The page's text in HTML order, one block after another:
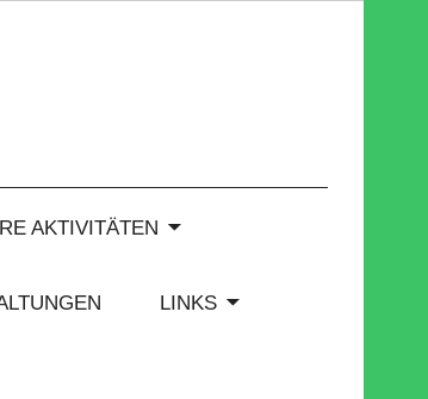
AKTIVITÄTEN
LINKS